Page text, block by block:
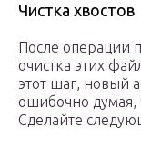
Чистка хвостов
После операции
очистка этих
этот шаг, новый
ошибочно думая,
Сделайте